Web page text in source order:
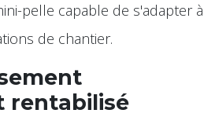
pelle capable de s'adapter à
de chantier.
rentabilisé